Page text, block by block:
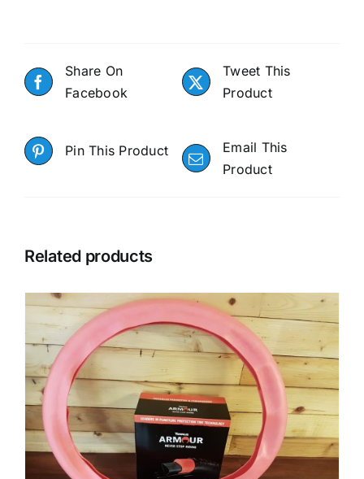
Share On
Facebook
Tweet This
Product
Pin This Product
Email This
Product
Related products